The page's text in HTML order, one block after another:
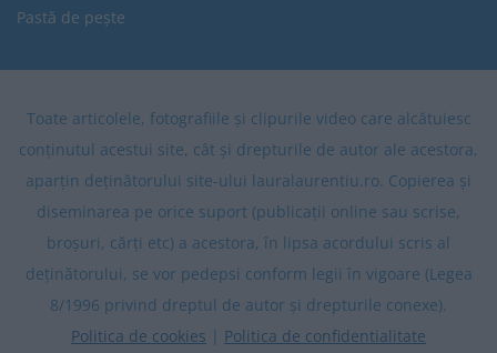
Pastă de pește
Toate articolele, fotografiile și clipurile video care alcătuiesc
conținutul acestui site, cât și drepturile de autor ale acestora,
aparțin deținătorului site-ului lauralaurentiu.ro. Copierea și
diseminarea pe orice suport (publicații online sau scrise,
broșuri, cărți etc) a acestora, în lipsa acordului scris al
deținătorului, se vor pedepsi conform legii în vigoare (Legea
8/1996 privind dreptul de autor și drepturile conexe).
Politica de cookies | Politica de confidentialitate